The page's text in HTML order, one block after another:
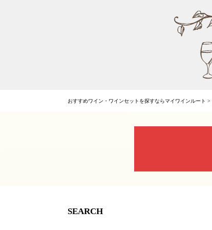
おすすめワイン・ワインセットを探すならマイワインルート >
SEARCH